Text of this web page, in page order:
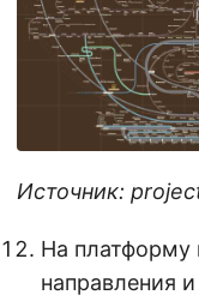
Источник:
На платформу
направления